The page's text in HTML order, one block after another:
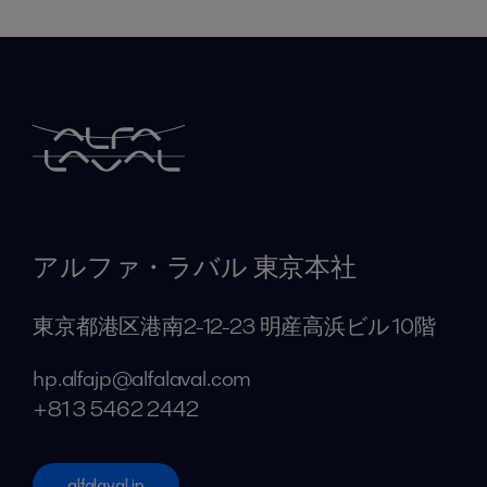
アルファ・ラバル 東京本社
東京都港区港南2-12-23 明産高浜ビル 10階
hp.alfajp@alfalaval.com
+81 3 5462 2442